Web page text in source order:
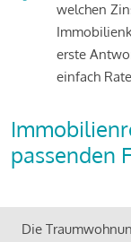
welchen
erste
einfach
passenden
Die